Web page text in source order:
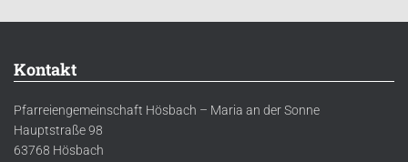
Kontakt
Pfarreiengemeinschaft Hösbach – Maria an der Sonne
Hauptstraße 98
63768 Hösbach